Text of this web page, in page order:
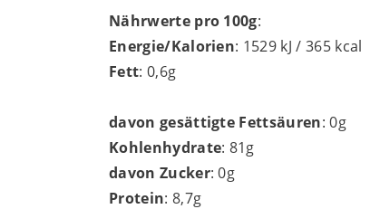
Nährwerte pro 100g:
Energie/Kalorien: 1529 kJ / 365 kcal
Fett: 0,6g
davon gesättigte Fettsäuren: 0g
Kohlenhydrate: 81g
davon Zucker: 0g
Protein: 8,7g